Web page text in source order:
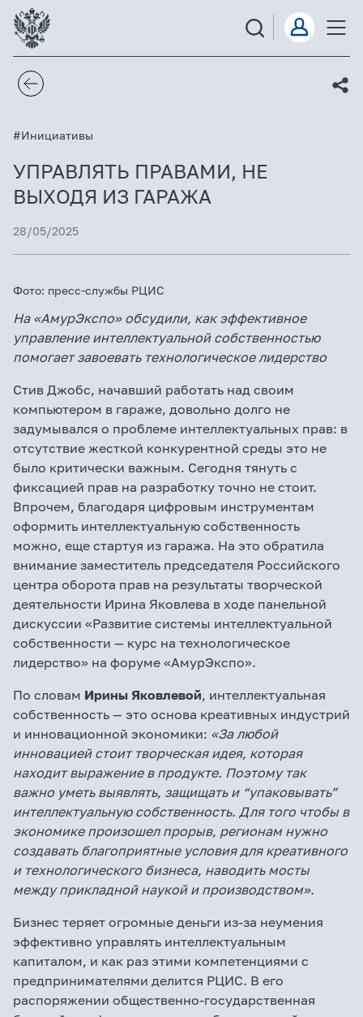
#Инициативы
УПРАВЛЯТЬ ПРАВАМИ, НЕ
ВЫХОДЯ ИЗ ГАРАЖА
28/05/2025
Фото: пресс-службы РЦИС
На «АмурЭкспо» обсудили, как эффективное
управление интеллектуальной собственностью
помогает завоевать технологическое лидерство
Стив Джобс, начавший работать над своим
компьютером в гараже, довольно долго не
задумывался о проблеме интеллектуальных прав: в
отсутствие жесткой конкурентной среды это не
было критически важным. Сегодня тянуть с
фиксацией прав на разработку точно не стоит.
Впрочем, благодаря цифровым инструментам
оформить интеллектуальную собственность
можно, еще стартуя из гаража. На это обратила
внимание заместитель председателя Российского
центра оборота прав на результаты творческой
деятельности Ирина Яковлева в ходе панельной
дискуссии «Развитие системы интеллектуальной
собственности — курс на технологическое
лидерство» на форуме «АмурЭкспо».
По словам Ирины Яковлевой, интеллектуальная
собственность — это основа креативных индустрий
и инновационной экономики: «За любой
инновацией стоит творческая идея, которая
находит выражение в продукте. Поэтому так
важно уметь выявлять, защищать и “упаковывать”
интеллектуальную собственность. Для того чтобы в
экономике произошел прорыв, регионам нужно
создавать благоприятные условия для креативного
и технологического бизнеса, наводить мосты
между прикладной наукой и производством».
Бизнес теряет огромные деньги из-за неумения
эффективно управлять интеллектуальным
капиталом, и как раз этими компетенциями с
предпринимателями делится РЦИС. В его
распоряжении общественно-государственная